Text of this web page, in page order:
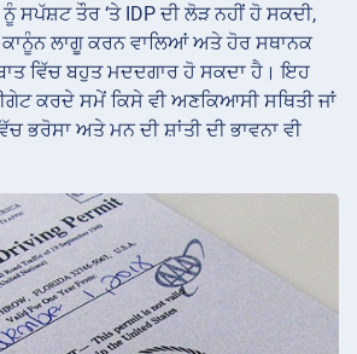
ਸਪੱਸ਼ਟ ਤੌਰ ‘ਤੇ IDP ਦੀ ਲੋੜ ਨਹੀਂ ਹੋ ਸਕਦੀ,
ਲਾਗੂ ਕਰਨ ਵਾਲਿਆਂ ਅਤੇ ਹੋਰ ਸਥਾਨਕ
ਵਿੱਚ ਬਹੁਤ ਮਦਦਗਾਰ ਹੋ ਸਕਦਾ ਹੈ। ਇਹ
ਕਰਦੇ ਸਮੇਂ ਕਿਸੇ ਵੀ ਅਣਕਿਆਸੀ ਸਥਿਤੀ ਜਾਂ
ਭਰੋਸਾ ਅਤੇ ਮਨ ਦੀ ਸ਼ਾਂਤੀ ਦੀ ਭਾਵਨਾ ਵੀ